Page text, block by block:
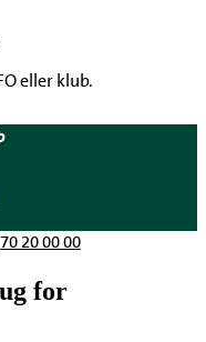
eller klub.
70 20 00 00
for